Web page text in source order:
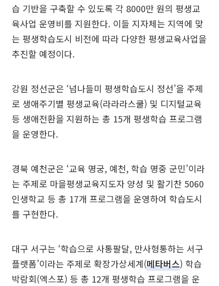
습 기반을 구축할 수 있도록 각 8000만 원의 평생교
육사업 운영비를 지원한다. 이들 지자체는 지역에 맞
는 평생학습도시 비전에 따라 다양한 평생교육사업을
추진할 예정이다.
강원 정선군은 ‘넘나들미 평생학습도시 정선’을 주제
로 생애주기별 평생교육(라라라스쿨) 및 디지털교육
등 생애전환을 지원하는 총 15개 평생학습 프로그램
을 운영한다.
경북 예천군은 ‘교육 명궁, 예천, 학습 명중 군민’이라
는 주제로 마을평생교육지도자 양성 및 활기찬 5060
인생학교 등 총 17개 프로그램을 운영하여 학습도시
를 구현한다.
대구 서구는 ‘학습으로 사통팔달, 만사형통하는 서구
플랫폼’이라는 주제로 확장가상세계(메타버스) 학습
박람회(엑스포) 등 총 12개 평생학습 프로그램을 운